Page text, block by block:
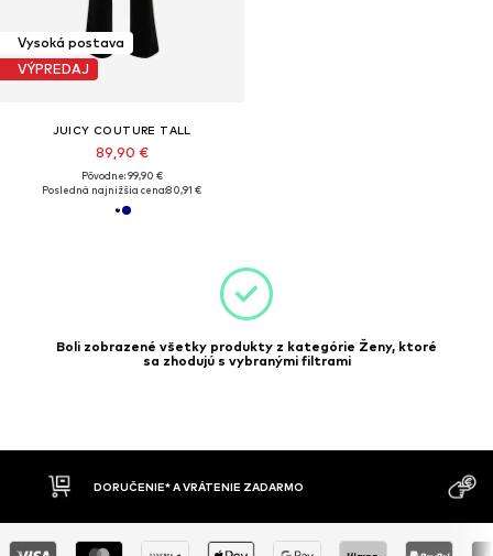
Vysoká postava
VÝPREDAJ
JUICY COUTURE TALL
89,90 €
Pôvodne: 99,90 €
Posledná najnižšia cena:80,91 €
Boli zobrazené všetky produkty z kategórie Ženy, ktoré
sa zhodujú s vybranými filtrami
A VRÁTENIE ZADARMO